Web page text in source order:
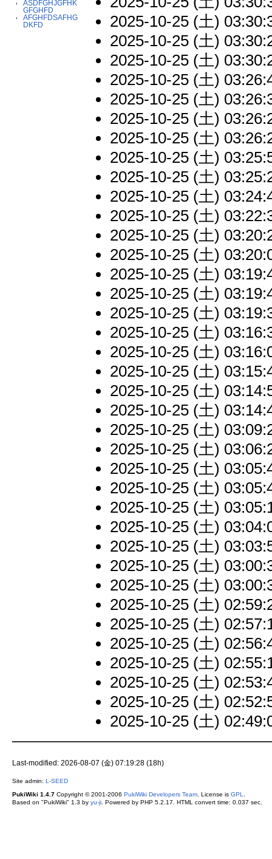
ASDFGHJGFHK
GFGHFD
AFGHFDSAFHG
DKFD
2025-10-25 (土)
2025-10-25 (土)
2025-10-25 (土)
2025-10-25 (土)
2025-10-25 (土)
2025-10-25 (土)
2025-10-25 (土)
2025-10-25 (土)
2025-10-25 (土)
2025-10-25 (土)
2025-10-25 (土)
2025-10-25 (土)
2025-10-25 (土)
2025-10-25 (土)
2025-10-25 (土)
2025-10-25 (土)
2025-10-25 (土)
2025-10-25 (土)
2025-10-25 (土)
2025-10-25 (土)
2025-10-25 (土)
2025-10-25 (土)
2025-10-25 (土)
2025-10-25 (土)
2025-10-25 (土)
2025-10-25 (土)
2025-10-25 (土)
2025-10-25 (土)
2025-10-25 (土)
2025-10-25 (土)
2025-10-25 (土)
2025-10-25 (土)
2025-10-25 (土)
2025-10-25 (土)
2025-10-25 (土)
2025-10-25 (土)
2025-10-25 (土)
Last-modified: 2026-08-07 (金) 07:19:28 (18h)
Site admin: L-SEED
PukiWiki 1.4.7Copyright © 2001-2006 PukiWiki Developers Team. License is GPL
Based on "PukiWiki" 1.3 by yu-ji. Powered by PHP 5.2.17. HTML convert time: 0.037 sec.